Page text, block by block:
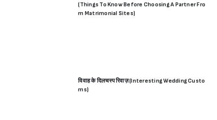
(Things To Know Before Choosing A Partner Fro
m Matrimonial Sites)
विवाह के दिलचस्प रिवाज़ (Interesting Wedding Custo
ms)